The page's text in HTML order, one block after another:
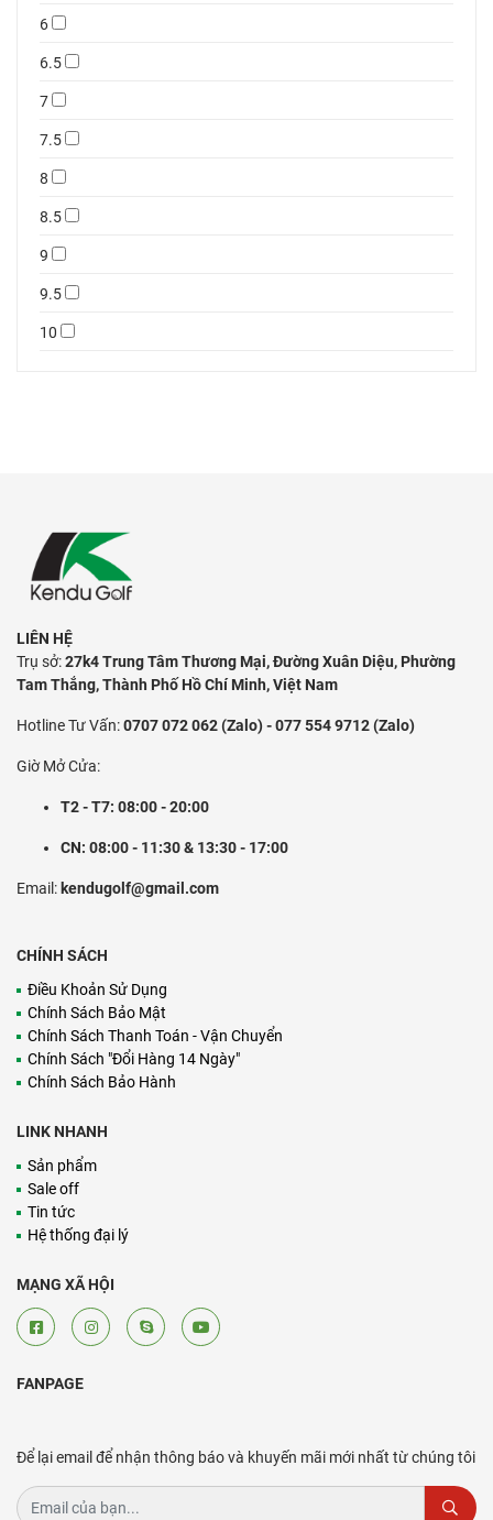
6
6.5
7
7.5
8
8.5
9
9.5
10
LIÊN HỆ
Trụ sở:27k4 Trung Tâm Thương Mại, Đường Xuân Diệu, Phường
Tam Thắng, Thành Phố Hồ Chí Minh, Việt Nam
Hotline Tư Vấn:0707 072 062 (Zalo) - 077 554 9712 (Zalo)
Giờ Mở Cửa:
T2 - T7: 08:00 - 20:00
CN: 08:00 - 11:30 & 13:30 - 17:00
Email: kendugolf@gmail.com
CHÍNH SÁCH
Điều Khoản Sử Dụng
Chính Sách Bảo Mật
Chính Sách Thanh Toán - Vận Chuyển
Chính Sách "Đổi Hàng 14 Ngày"
Chính Sách Bảo Hành
LINK NHANH
Sản phẩm
Sale off
Tin tức
Hệ thống đại lý
MẠNG XÃ HỘI
FANPAGE
Để lại email để nhận thông báo và khuyến mãi mới nhất từ chúng tôi